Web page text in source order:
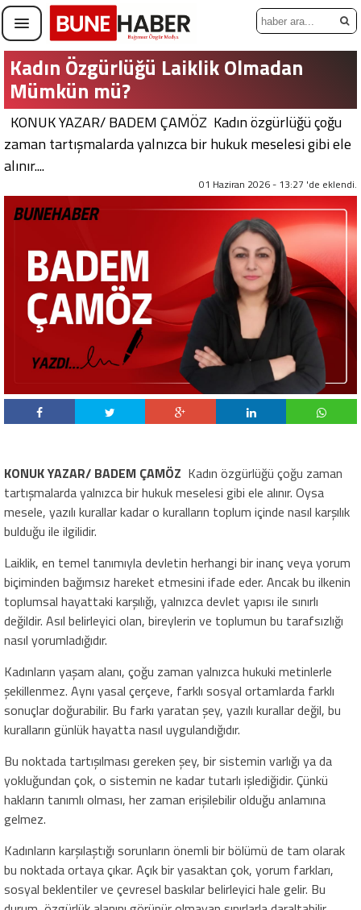
Kadın Özgürlüğü Laiklik Olmadan
Mümkün mü?
KONUK YAZAR/ BADEM ÇAMÖZ Kadın özgürlüğü çoğu
zaman tartışmalarda yalnızca bir hukuk meselesi gibi ele
alınır....
01 Haziran 2026 - 13:27 'de eklendi.
KONUK YAZAR/ BADEM ÇAMÖZ Kadın özgürlüğü çoğu zaman
tartışmalarda yalnızca bir hukuk meselesi gibi ele alınır. Oysa
mesele, yazılı kurallar kadar o kuralların toplum içinde nasıl karşılık
bulduğu ile ilgilidir.
Laiklik, en temel tanımıyla devletin herhangi bir inanç veya yorum
biçiminden bağımsız hareket etmesini ifade eder. Ancak bu ilkenin
toplumsal hayattaki karşılığı, yalnızca devlet yapısı ile sınırlı
değildir. Asıl belirleyici olan, bireylerin ve toplumun bu tarafsızlığı
nasıl yorumladığıdır.
Kadınların yaşam alanı, çoğu zaman yalnızca hukuki metinlerle
şekillenmez. Aynı yasal çerçeve, farklı sosyal ortamlarda farklı
sonuçlar doğurabilir. Bu farkı yaratan şey, yazılı kurallar değil, bu
kuralların günlük hayatta nasıl uygulandığıdır.
Bu noktada tartışılması gereken şey, bir sistemin varlığı ya da
yokluğundan çok, o sistemin ne kadar tutarlı işlediğidir. Çünkü
hakların tanımlı olması, her zaman erişilebilir olduğu anlamına
gelmez.
Kadınların karşılaştığı sorunların önemli bir bölümü de tam olarak
bu noktada ortaya çıkar. Açık bir yasaktan çok, yorum farkları,
sosyal beklentiler ve çevresel baskılar belirleyici hale gelir. Bu